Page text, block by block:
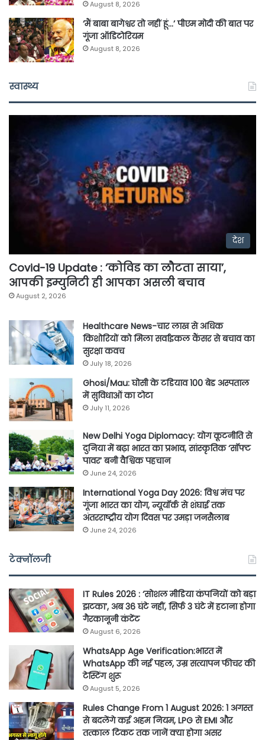
August 8, 2026
‘मैं बाबा बागेश्वर तो नहीं हूं…’ पीएम मोदी की बात पर
गूंजा ऑडिटोरियम
August 8, 2026
स्वास्थ्य
देश
Covid-19 Update : ‘कोविड का लौटता साया’,
आपकी इम्युनिटी ही आपका असली बचाव
August 2, 2026
Healthcare News-चार लाख से अधिक
किशोरियों को मिला सर्वाइकल कैंसर से बचाव का
सुरक्षा कवच
July 18, 2026
Ghosi/Mau: घोसी के टडियाव 100 बेड अस्पताल
में सुविधाओं का टोटा
July 11, 2026
New Delhi Yoga Diplomacy: योग कूटनीति से
दुनिया में बढ़ा भारत का प्रभाव, सांस्कृतिक ‘सॉफ्ट
पावर’ बनी वैश्विक पहचान
June 24, 2026
International Yoga Day 2026: विश्व मंच पर
गूंजा भारत का योग, न्यूयॉर्क से शंघाई तक
अंतरराष्ट्रीय योग दिवस पर उमड़ा जनसैलाब
June 24, 2026
टेक्नॉलजी
IT Rules 2026 : ‘सोशल मीडिया कंपनियों को बड़ा
झटका’, अब 36 घंटे नहीं, सिर्फ 3 घंटे में हटाना होगा
गैरकानूनी कंटेंट
August 6, 2026
WhatsApp Age Verification:भारत में
WhatsApp की नई पहल, उम्र सत्यापन फीचर की
टेस्टिंग शुरू
August 5, 2026
Rules Change From 1 August 2026: 1 अगस्त
से बदलेंगे कई अहम नियम, LPG से EMI और
तत्काल टिकट तक जानें क्या होगा असर